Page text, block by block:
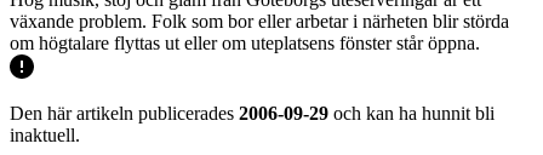
växande problem. Folk som bor eller arbetar i närheten blir störda
om högtalare flyttas ut eller om uteplatsens fönster står öppna.
Den här artikeln publicerades 2006-09-29 och kan ha hunnit bli
inaktuell.